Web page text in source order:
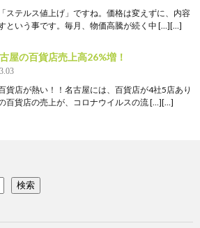
ステルス値上げ」ですね。価格は変えずに、内容
という事です。毎月、物価高騰が続く中 […][…]
屋の百貨店売上高26%増！
貨店が熱い！！名古屋には、百貨店が4社5店あり
百貨店の売上が、コロナウイルスの流 […][…]
検索